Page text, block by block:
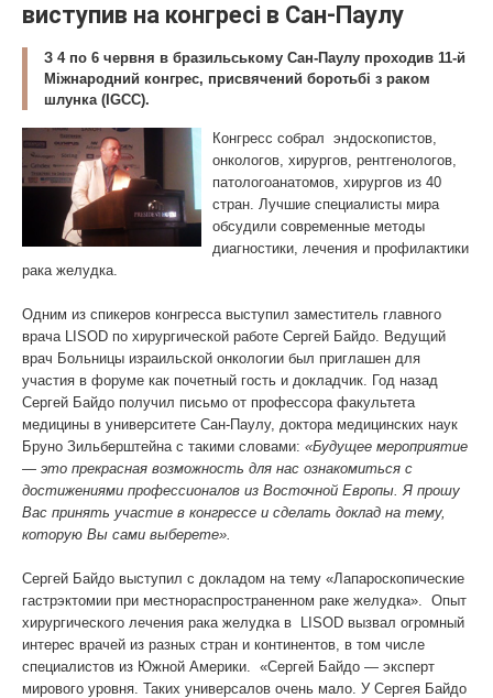
виступив на конгресі в Сан-Паулу
З 4 по 6 червня в бразильському Сан-Паулу проходив 11-й
Міжнародний конгрес, присвячений боротьбі з раком
шлунка (IGCC).
Конгресс собрал эндоскопистов,
онкологов, хирургов, рентгенологов,
патологоанатомов, хирургов из 40
стран. Лучшие специалисты мира
обсудили современные методы
диагностики, лечения и профилактики
рака желудка.
Одним из спикеров конгресса выступил заместитель главного
врача LISOD по хирургической работе Сергей Байдо. Ведущий
врач Больницы израильской онкологии был приглашен для
участия в форуме как почетный гость и докладчик. Год назад
Сергей Байдо получил письмо от профессора факультета
медицины в университете Сан-Паулу, доктора медицинских наук
Бруно Зильберштейна с такими словами: «Будущее мероприятие
— это прекрасная возможность для нас ознакомиться с
достижениями профессионалов из Восточной Европы. Я прошу
Вас принять участие в конгрессе и сделать доклад на тему,
которую Вы сами выберете».
Сергей Байдо выступил с докладом на тему «Лапароскопические
гастрэктомии при местнораспространенном раке желудка». Опыт
хирургического лечения рака желудка в LISOD вызвал огромный
интерес врачей из разных стран и континентов, в том числе
специалистов из Южной Америки. «Сергей Байдо — эксперт
мирового уровня. Таких универсалов очень мало. У Сергея Байдо